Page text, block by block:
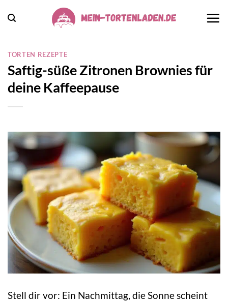
Inhalt
TORTEN REZEPTE
Saftig-süße Zitronen Brownies für
deine Kaffeepause
Stell dir vor: Ein Nachmittag, die Sonne scheint